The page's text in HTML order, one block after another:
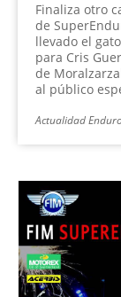
Finaliza otro
de
llevado el
para Cris
de
al público
Actualidad Enduro